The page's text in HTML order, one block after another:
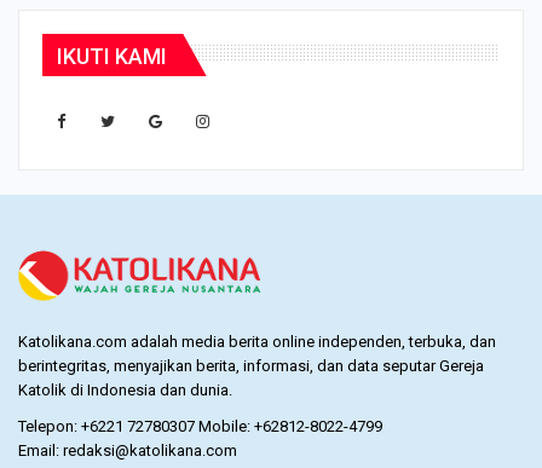
IKUTI KAMI
Katolikana.com adalah media berita online independen, terbuka, dan
berintegritas, menyajikan berita, informasi, dan data seputar Gereja
Katolik di Indonesia dan dunia.
Telepon: +6221 72780307 Mobile: +62812-8022-4799
Email: redaksi@katolikana.com